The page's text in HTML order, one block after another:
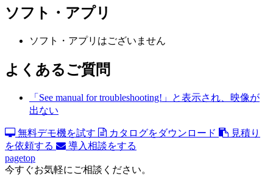
ソフト・アプリ
ソフト・アプリはございません
よくあるご質問
「See manual for troubleshooting!」と表示され、映像が
出ない
無料デモ機を試す カタログをダウンロード
見積り
を依頼する
導入相談をする
pagetop
今すぐお気軽にご相談ください。